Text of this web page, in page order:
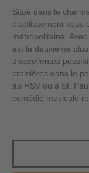
Situé dans le
établissement vous
métropolitaine.
est la deuxième
d'excellentes
croisières dans le
au HSV ou à St.
comédie musicale